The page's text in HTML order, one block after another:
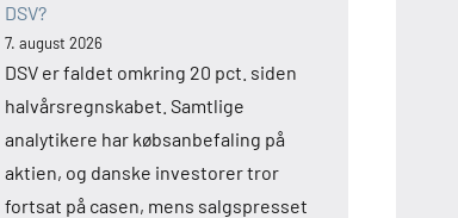
DSV?
7. august 2026
DSV er faldet omkring 20 pct. siden
halvårsregnskabet. Samtlige
analytikere har købsanbefaling på
aktien, og danske investorer tror
fortsat på casen, mens salgspresset